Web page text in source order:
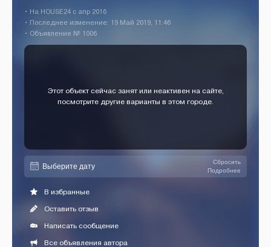
• На HOUSE24 c апр 2016
• Последнее изменение: 19 Май 2019, 11:46
• Объявление № 1006
Этот объект сейчас занят или неактивен на сайте,
посмотрите другие варианты в этом городе.
Сбросить
Подробнее
В избранные
Оставить отзыв
Написать сообщение
Все объявления автора